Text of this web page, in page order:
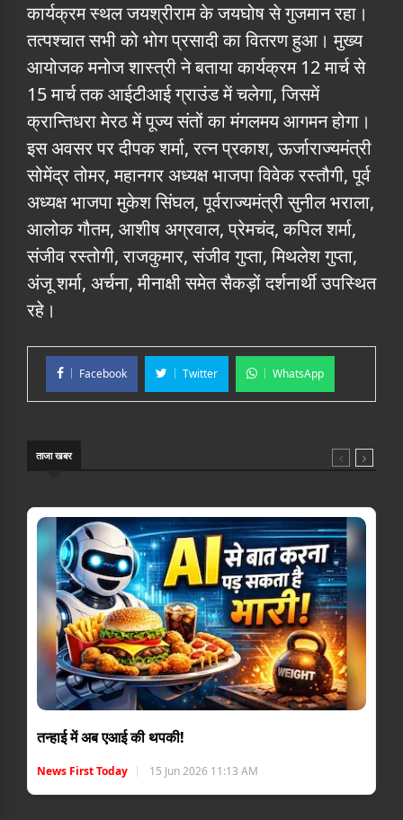
कार्यक्रम स्थल जयश्रीराम के जयघोष से गुजमान रहा।
तत्पश्चात सभी को भोग प्रसादी का वितरण हुआ। मुख्य
आयोजक मनोज शास्त्री ने बताया कार्यक्रम 12 मार्च से
15 मार्च तक आईटीआई ग्राउंड में चलेगा, जिसमें
क्रान्तिधरा मेरठ में पूज्य संतों का मंगलमय आगमन होगा।
इस अवसर पर दीपक शर्मा, रत्न प्रकाश, ऊर्जाराज्यमंत्री
सोमेंद्र तोमर, महानगर अध्यक्ष भाजपा विवेक रस्तौगी, पूर्व
अध्यक्ष भाजपा मुकेश सिंघल, पूर्वराज्यमंत्री सुनील भराला,
आलोक गौतम, आशीष अग्रवाल, प्रेमचंद, कपिल शर्मा,
संजीव रस्तोगी, राजकुमार, संजीव गुप्ता, मिथलेश गुप्ता,
अंजू शर्मा, अर्चना, मीनाक्षी समेत सैकड़ों दर्शनार्थी उपस्थित
रहे।
Facebook Twitter WhatsApp
ताजा खबर
तन्हाई में अब एआई की थपकी!
News First Today 15 Jun 2026 11:13 AM